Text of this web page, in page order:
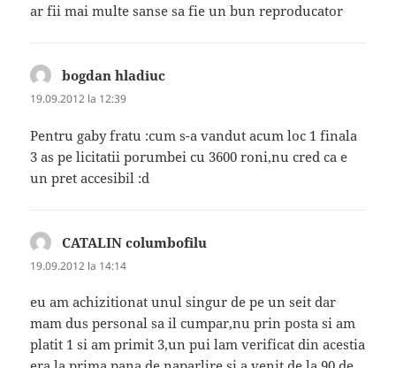
ar fii mai multe sanse sa fie un bun reproducator
bogdan hladiuc
19.09.2012 la 12:39
Pentru gaby fratu :cum s-a vandut acum loc 1 finala
3 as pe licitatii porumbei cu 3600 roni,nu cred ca e
un pret accesibil :d
CATALIN columbofilu
19.09.2012 la 14:14
eu am achizitionat unul singur de pe un seit dar
mam dus personal sa il cumpar,nu prin posta si am
platit 1 si am primit 3,un pui lam verificat din acestia